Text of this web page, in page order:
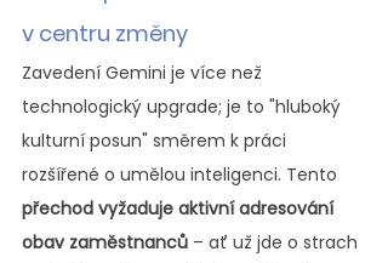
v centru změny
Zavedení Gemini je více než
technologický upgrade; je to "hluboký
kulturní posun" směrem k práci
rozšířené o umělou inteligenci. Tento
přechod vyžaduje aktivní adresování
obav zaměstnanců – ať už jde o strach